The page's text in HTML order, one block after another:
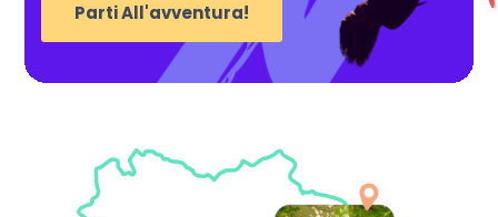
Parti All'avventura!